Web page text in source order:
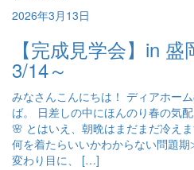
2026年3月13日
【完成見学会】in
3/14～
みなさんこんにちは！ ディアホー
ば。 日差しの中にほんのり春の気
🌸 とはいえ、朝晩はまだまだ冷え
何を着たらいいかわからない問題
変わり目に、 […]